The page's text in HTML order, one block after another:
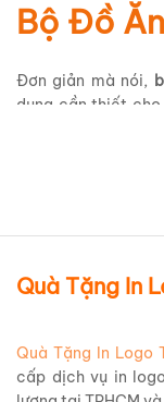
Bộ Đồ
Đơn giản mà nói,
dụng cần thiết cho
đũa, và thậm chí
in ấn logo, tên
cách tự nhiên và
ăn này, họ sẽ liên
trong các nhà
còn thể hiện sự
thương hiệu.
Quà Tặng In
Quà Tặng In Logo
cấp dịch vụ in